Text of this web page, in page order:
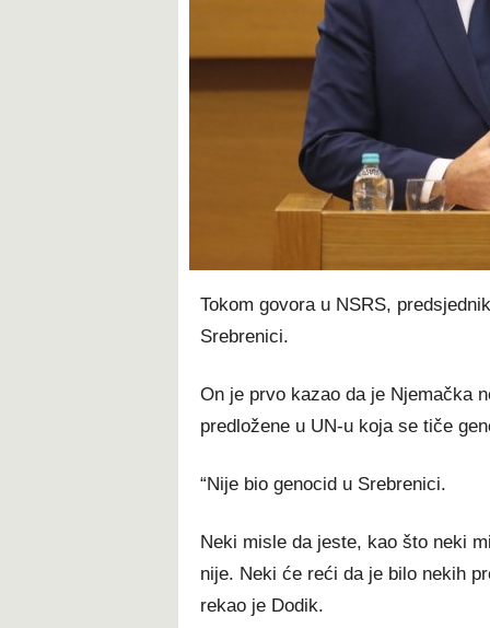
Tokom govora u NSRS,
Srebrenici.
On je prvo kazao da je Njemačka
predložene u UN-u koja se tiče
“Nije bio genocid u Srebrenici.
Neki misle da jeste, kao što neki
nije. Neki će reći da je bilo nekih
rekao je Dodik.